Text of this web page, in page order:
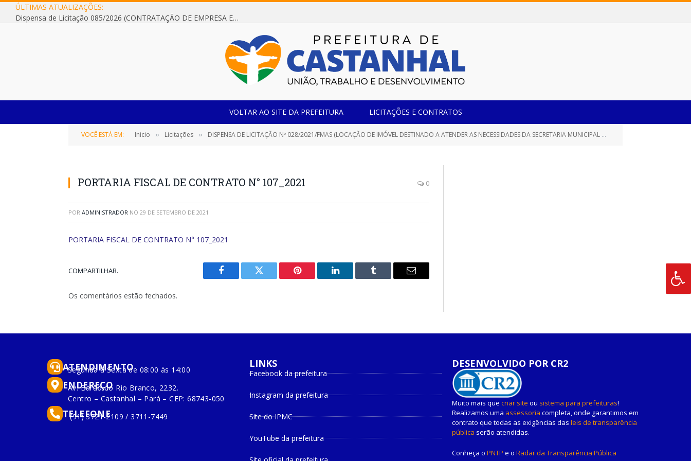
ÚLTIMAS ATUALIZAÇÕES:
Dispensa de Licitação 085/2026 (CONTRATAÇÃO DE EMPRESA ESPECIALIZADA NA FABRICAÇÃO DE MÓVEIS SOB MEDIDA COM ESTRUTURA METÁLICA EM METALON PARA ATENDIMENTO DAS NECESSIDADES DA SALA SIMOV DA EMEF MADRE MARIA VIGANÓ)
VOLTAR AO SITE DA PREFEITURA LICITAÇÕES E CONTRATOS
VOCÊ ESTÁ EM: Inicio » Licitações » DISPENSA DE LICITAÇÃO Nº 028/2021/FMAS (LOCAÇÃO DE IMÓVEL DESTINADO A ATENDER AS NECESSIDADES DA SECRETARIA MUNICIPAL DE ASSISTÊNCIA SOCIAL)
PORTARIA FISCAL DE CONTRATO N° 107_2021 0
POR ADMINISTRADOR NO 29 DE SETEMBRO DE 2021
PORTARIA FISCAL DE CONTRATO N° 107_2021
COMPARTILHAR.
Facebook Twitter Pinterest
O
Tumblr
E-
Os comentários estão fechados.
ATENDIMENTO
Segunda à Sexta de 08:00 às 14:00
ENDEREÇO
Av. Barão do Rio Branco, 2232.
Centro – Castanhal – Pará – CEP: 68743-050
TELEFONE
(91) 3721-2109 / 3711-7449
LINKS
Facebook da prefeitura
Instagram da prefeitura
Site do IPMC
YouTube da prefeitura
DESENVOLVIDO POR CR2
Muito mais que criar site ou sistema para prefeituras!
Realizamos uma assessoria completa, onde garantimos em
contrato que todas as exigências das leis de transparência
pública serão atendidas.
Conheça o PNTP e o Radar da Transparência Pública